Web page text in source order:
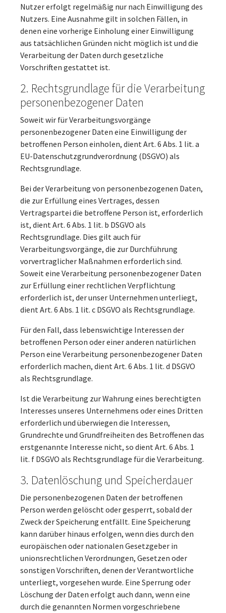
Nutzer erfolgt regelmäßig nur nach Einwilligung des
Nutzers. Eine Ausnahme gilt in solchen Fällen, in
denen eine vorherige Einholung einer Einwilligung
aus tatsächlichen Gründen nicht möglich ist und die
Verarbeitung der Daten durch gesetzliche
Vorschriften gestattet ist.
2. Rechtsgrundlage für die Verarbeitung
personenbezogener Daten
Soweit wir für Verarbeitungsvorgänge
personenbezogener Daten eine Einwilligung der
betroffenen Person einholen, dient Art. 6 Abs. 1 lit. a
EU-Datenschutzgrundverordnung (DSGVO) als
Rechtsgrundlage.
Bei der Verarbeitung von personenbezogenen Daten,
die zur Erfüllung eines Vertrages, dessen
Vertragspartei die betroffene Person ist, erforderlich
ist, dient Art. 6 Abs. 1 lit. b DSGVO als
Rechtsgrundlage. Dies gilt auch für
Verarbeitungsvorgänge, die zur Durchführung
vorvertraglicher Maßnahmen erforderlich sind.
Soweit eine Verarbeitung personenbezogener Daten
zur Erfüllung einer rechtlichen Verpflichtung
erforderlich ist, der unser Unternehmen unterliegt,
dient Art. 6 Abs. 1 lit. c DSGVO als Rechtsgrundlage.
Für den Fall, dass lebenswichtige Interessen der
betroffenen Person oder einer anderen natürlichen
Person eine Verarbeitung personenbezogener Daten
erforderlich machen, dient Art. 6 Abs. 1 lit. d DSGVO
als Rechtsgrundlage.
Ist die Verarbeitung zur Wahrung eines berechtigten
Interesses unseres Unternehmens oder eines Dritten
erforderlich und überwiegen die Interessen,
Grundrechte und Grundfreiheiten des Betroffenen das
erstgenannte Interesse nicht, so dient Art. 6 Abs. 1
lit. f DSGVO als Rechtsgrundlage für die Verarbeitung.
3. Datenlöschung und Speicherdauer
Die personenbezogenen Daten der betroffenen
Person werden gelöscht oder gesperrt, sobald der
Zweck der Speicherung entfällt. Eine Speicherung
kann darüber hinaus erfolgen, wenn dies durch den
europäischen oder nationalen Gesetzgeber in
unionsrechtlichen Verordnungen, Gesetzen oder
sonstigen Vorschriften, denen der Verantwortliche
unterliegt, vorgesehen wurde. Eine Sperrung oder
Löschung der Daten erfolgt auch dann, wenn eine
durch die genannten Normen vorgeschriebene